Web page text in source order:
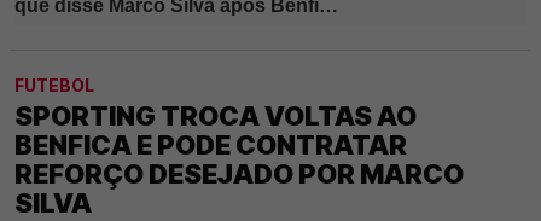
FUTEBOL
SPORTING TROCA VOLTAS AO
BENFICA E PODE CONTRATAR
REFORÇO DESEJADO POR MARCO
SILVA